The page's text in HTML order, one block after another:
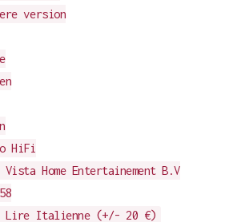
version
Home Entertainement B.V
Italienne (+/- 20 €)